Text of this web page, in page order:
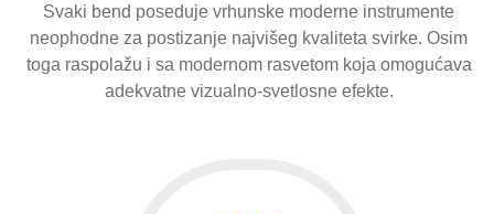
Svaki bend poseduje vrhunske moderne instrumente
neophodne za postizanje najvišeg kvaliteta svirke. Osim
toga raspolažu i sa modernom rasvetom koja omogućava
adekvatne vizualno-svetlosne efekte.